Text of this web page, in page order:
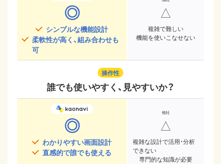
◎
シンプルな機能設計
柔軟性が高く、組み合わせも
可
△
複雑で難しい
機能を使いこなせない
操作性
誰でも使いやすく、見やすいか？
◎
わかりやすい画面設計
直感的で誰でも使える
△
複雑な設計で活用・分析
できない
専門的な知識が必要